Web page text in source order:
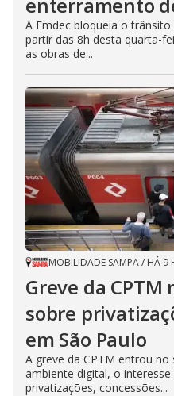
A Emdec bloqueia o
partir das 8h desta quarta-
as obras de...
MOBILIDADE SAMPA/ HÁ 9
Greve da
sobre
em São Paulo
A greve da CPTM entrou
ambiente digital, o
privatizações, concessões...